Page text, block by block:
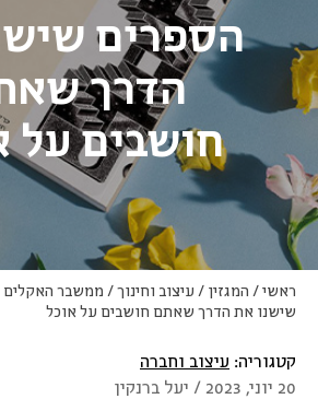
הספרים
הדרך
חושבים על
ראשי/ המגזין / עיצוב וחינוך/ ממשבר האקלים
שישנו את הדרך שאתם חושבים על אוכל
קטגוריה: עיצוב וחברה
20 יוני, 2023 / יעל ברנקין